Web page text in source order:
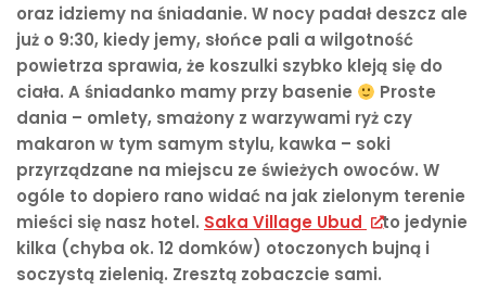
oraz idziemy na śniadanie. W nocy padał deszcz ale
już o 9:30, kiedy jemy, słońce pali a wilgotność
powietrza sprawia, że koszulki szybko kleją się do
ciała. A śniadanko mamy przy basenie
Proste
dania – omlety, smażony z warzywami ryż czy
makaron w tym samym stylu, kawka – soki
przyrządzane na miejscu ze świeżych owoców. W
ogóle to dopiero rano widać na jak zielonym terenie
mieści się nasz hotel. Saka Village Ubud
to jedynie
kilka (chyba ok. 12 domków) otoczonych bujną i
soczystą zielenią. Zresztą zobaczcie sami.